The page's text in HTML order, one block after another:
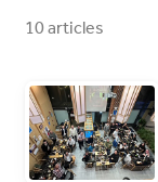
10 articles